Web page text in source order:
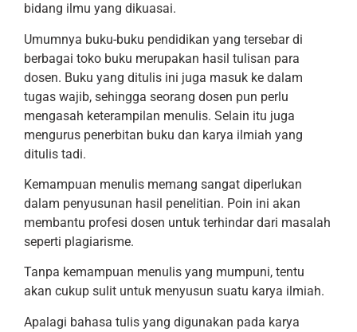
bidang ilmu yang dikuasai.
Umumnya buku-buku pendidikan yang tersebar di
berbagai toko buku merupakan hasil tulisan para
dosen. Buku yang ditulis ini juga masuk ke dalam
tugas wajib, sehingga seorang dosen pun perlu
mengasah keterampilan menulis. Selain itu juga
mengurus penerbitan buku dan karya ilmiah yang
ditulis tadi.
Kemampuan menulis memang sangat diperlukan
dalam penyusunan hasil penelitian. Poin ini akan
membantu profesi dosen untuk terhindar dari masalah
seperti plagiarisme.
Tanpa kemampuan menulis yang mumpuni, tentu
akan cukup sulit untuk menyusun suatu karya ilmiah.
Apalagi bahasa tulis yang digunakan pada karya